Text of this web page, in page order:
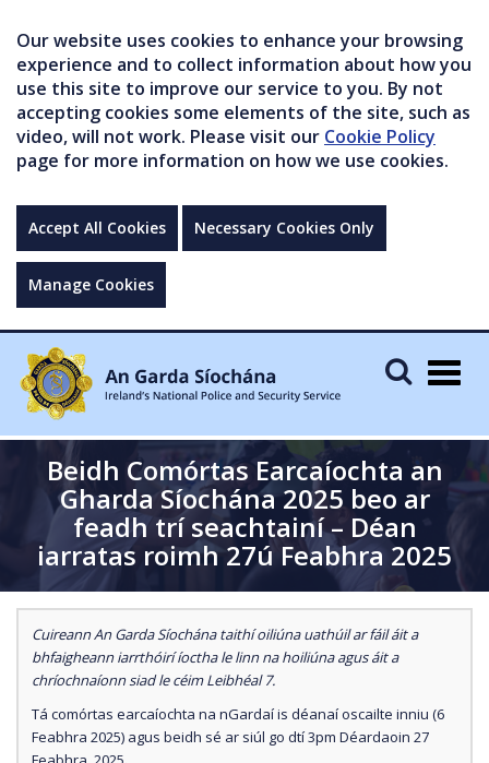
Our website uses cookies to enhance your browsing
experience and to collect information about how you
use this site to improve our service to you. By not
accepting cookies some elements of the site, such as
video, will not work. Please visit our Cookie Policy
page for more information on how we use cookies.
Accept All Cookies Necessary Cookies Only
Manage Cookies
Beidh Comórtas Earcaíochta an
Gharda Síochána 2025 beo ar
feadh trí seachtainí – Déan
iarratas roimh 27ú Feabhra 2025
Cuireann An Garda Síochána taithí oiliúna uathúil ar fáil áit a
bhfaigheann iarrthóirí íoctha le linn na hoiliúna agus áit a
chríochnaíonn siad le céim Leibhéal 7.
Tá comórtas earcaíochta na nGardaí is déanaí oscailte inniu (6
Feabhra 2025) agus beidh sé ar siúl go dtí 3pm Déardaoin 27